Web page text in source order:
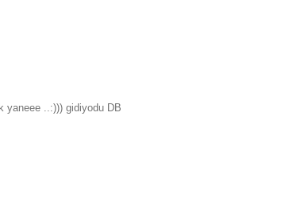
yaneee ..:))) gidiyodu DB